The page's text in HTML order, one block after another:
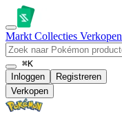
Markt Collecties Verkopen
⌘K
Inloggen
Registreren
Verkopen